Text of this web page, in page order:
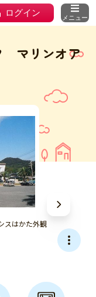
ログイン メニュー
マリンオア
スはかた外観